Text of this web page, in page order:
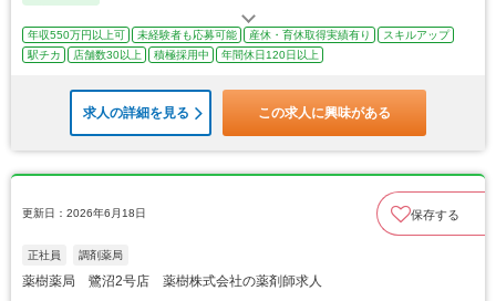
年収550万円以上可 未経験者も応募可能 産休・育休取得実績有り
スキルアップ
駅チカ
店舗数30以上 積極採用中 年間休日120日以上
求人の詳細を見る この求人に興味がある
更新日：2026年6月18日 保存する
正社員 調剤薬局
薬樹薬局 鷺沼2号店 薬樹株式会社の薬剤師求人